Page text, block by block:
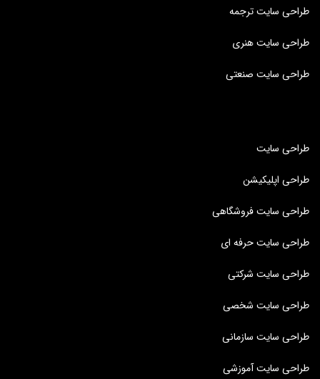
طراحی سایت ترجمه
طراحی سایت هنری
طراحی سایت صنعتی
طراحی سایت
طراحی اپلیکیشن
طراحی سایت فروشگاهی
طراحی سایت حرفه ای
طراحی سایت شرکتی
طراحی سایت شخصی
طراحی سایت سازمانی
طراحی سایت آموزشی